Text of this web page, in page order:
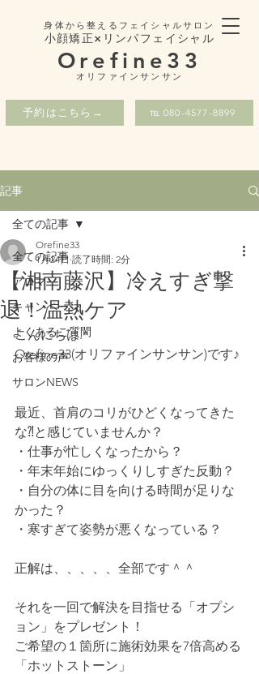
身体から整えるフェイシャルサロン
小顔矯正×リンパフェイシャル
Orefine33
​オリファインサンサン
予約はこちら→ ℡ 080-4577-8899
記事
全ての記事
アロマ
キャンペーン
よくあるご質問
お客様の声
サロンNEWS
全ての記事
【湘南藤沢】冷えすぎ撃
退！温熱ケア
Orefine33
1月24日 読了時間: 2分
こんにちは.*
Orefine33(オリファインサンサン)です♪
最近、首肩のコリがひどくなってきた
な⁈と感じていませんか？
・仕事が忙しくなったから？
・年末年始にゆっくりしすぎた反動？
・自分の体に目を向ける時間が足りな
かった？
・寒すぎて姿勢が悪くなっている？
正解は、、、、、全部です＾＾
それを一回で解決を目指せる「オプシ
ョン」をプレゼント！
ご希望の１箇所に施術効果を7倍高める
「ホットストーン」